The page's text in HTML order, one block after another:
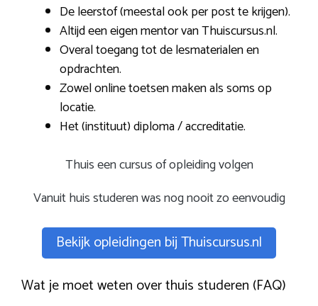
De leerstof (meestal ook per post te krijgen).
Altijd een eigen mentor van Thuiscursus.nl.
Overal toegang tot de lesmaterialen en
opdrachten.
Zowel online toetsen maken als soms op
locatie.
Het (instituut) diploma / accreditatie.
Thuis een cursus of opleiding volgen
Vanuit huis studeren was nog nooit zo eenvoudig
Bekijk opleidingen bij Thuiscursus.nl
Wat je moet weten over thuis studeren (FAQ)